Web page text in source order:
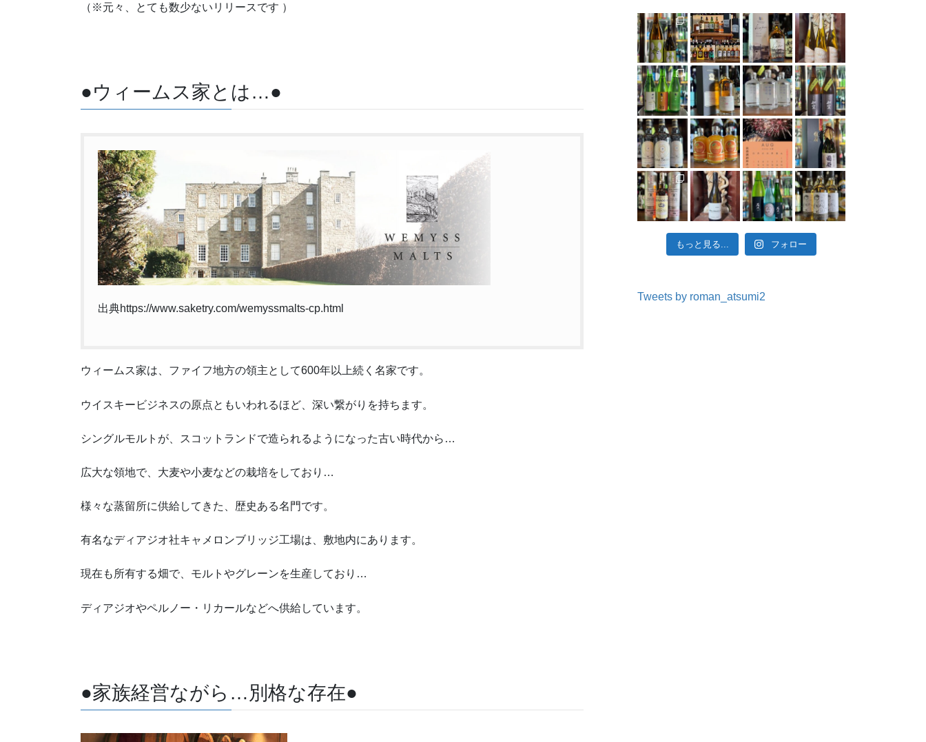
（※元々、とても数少ないリリースです ）
●ウィームス家とは…●
出典https://www.saketry.com/wemyssmalts-cp.html
ウィームス家は、ファイフ地方の領主として600年以上続く名家です。
ウイスキービジネスの原点ともいわれるほど、深い繋がりを持ちます。
シングルモルトが、スコットランドで造られるようになった古い時代から…
広大な領地で、大麦や小麦などの栽培をしており…
様々な蒸留所に供給してきた、歴史ある名門です。
有名なディアジオ社キャメロンブリッジ工場は、敷地内にあります。
現在も所有する畑で、モルトやグレーンを生産しており…
ディアジオやペルノー・リカールなどへ供給しています。
●家族経営ながら…別格な存在●
もっと見る... フォロー
Tweets by roman_atsumi2